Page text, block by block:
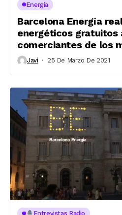
Energía
Barcelona Energía
energéticos gratuitos
comerciantes de los
Javi 25 De Marzo De 2021
Entrevistas Radio